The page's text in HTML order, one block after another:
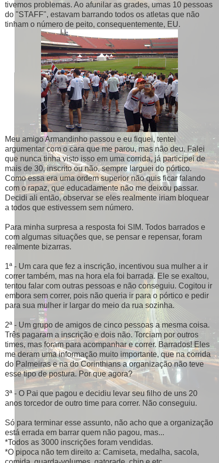
tivemos problemas. Ao afunilar as grades, umas 10 pessoas
do "STAFF", estavam barrando todos os atletas que não
tinham o número de peito, consequentemente, EU.
Meu amigo Armandinho passou e eu fiquei, tentei
argumentar com o cara que me parou, mas não deu. Falei
que nunca tinha visto isso em uma corrida, já participei de
mais de 30, inscrito ou não, sempre larguei do pórtico.
Como essa era uma ordem superior não quis ficar falando
com o rapaz, que educadamente não me deixou passar.
Decidi ali então, observar se eles realmente iriam bloquear
a todos que estivessem sem número.
Para minha surpresa a resposta foi SIM. Todos barrados e
com algumas situações que, se pensar e repensar, foram
realmente bizarras.
1ª - Um cara que fez a inscrição, incentivou sua mulher a ir
correr também, mas na hora ela foi barrada. Ele se exaltou,
tentou falar com outras pessoas e não conseguiu. Cogitou ir
embora sem correr, pois não queria ir para o pórtico e pedir
para sua mulher ir largar do meio da rua sozinha.
2ª - Um grupo de amigos de cinco pessoas a mesma coisa.
Três pagaram a inscrição e dois não. Torciam por outros
times, mas foram para acompanhar e correr. Barrados! Eles
me deram uma informação muito importante, que na corrida
do Palmeiras e na do Corinthians a organização não teve
esse tipo de postura. Por que agora?
3ª - O Pai que pagou e decidiu levar seu filho de uns 20
anos torcedor de outro time para correr. Não conseguiu.
Só para terminar esse assunto, não acho que a organização
está errada em barrar quem não pagou, mas...
*Todos as 3000 inscrições foram vendidas.
*O pipoca não tem direito a: Camiseta, medalha, sacola,